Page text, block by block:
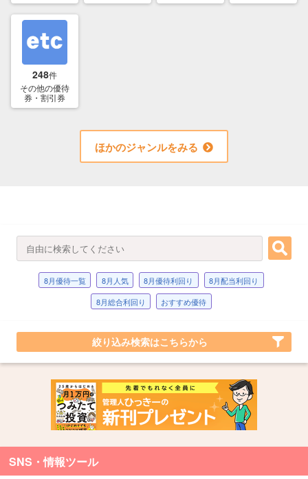
248件
その他の優待
券・割引券
ほかのジャンルをみる
8月優待一覧 8月人気 8月優待利回り
8月配当利回り
8月総合利回り
おすすめ優待
絞り込み検索はこちらから
SNS・情報ツール